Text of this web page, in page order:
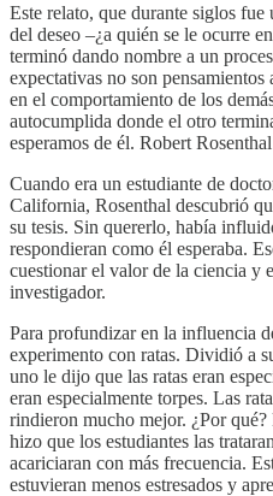
Este relato, que durante siglos fue
del deseo –¿a quién se le ocurre
terminó dando nombre a un
expectativas no son
en el comportamiento de los
autocumplida donde el otro
esperamos de él. Robert
Cuando era un estudiante de
California, Rosenthal descubrió
su tesis. Sin quererlo, había
respondieran como él esperaba.
cuestionar el valor de la ciencia y
investigador.
Para profundizar en la influencia
experimento con ratas. Dividió a
uno le dijo que las ratas eran
eran especialmente torpes. Las
rindieron mucho mejor. ¿Por qué?
hizo que los estudiantes las
acariciaran con más frecuencia.
estuvieran menos estresados y